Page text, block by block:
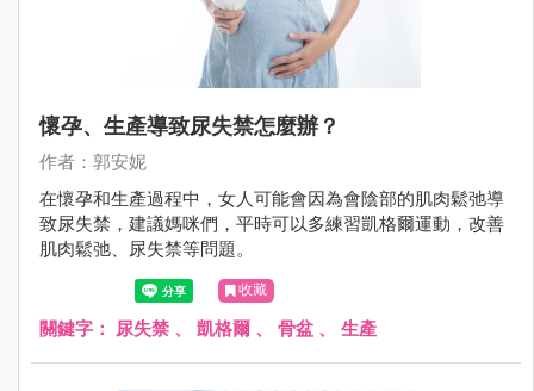
懷孕、生產導致尿失禁怎麼辦？
作者：郭安妮
在懷孕和生產過程中，女人可能會因為會陰部的肌肉鬆弛導
致尿失禁，建議媽咪們，平時可以多練習凱格爾運動，改善
肌肉鬆弛、尿失禁等問題。
收藏
關鍵字： 尿失禁 、 凱格爾 、 骨盆 、 生產